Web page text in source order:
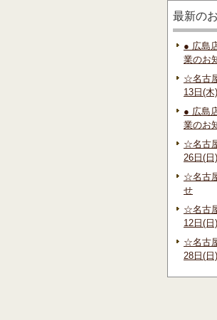
最新の
● 広島
業のお
☆名古
13日(
● 広島
業のお
☆名古
26日(
☆名古
せ
☆名古
12日(
☆名古
28日(